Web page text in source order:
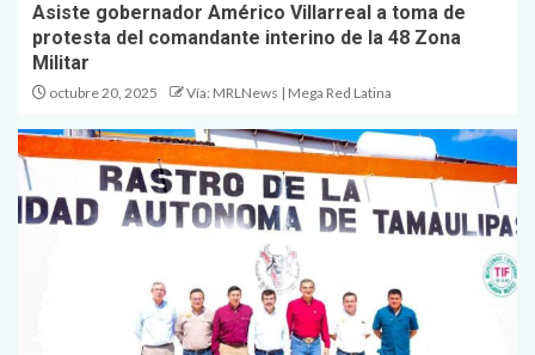
Asiste gobernador Américo Villarreal a toma de
protesta del comandante interino de la 48 Zona
Militar
octubre 20, 2025 Vía: MRLNews | Mega Red Latina